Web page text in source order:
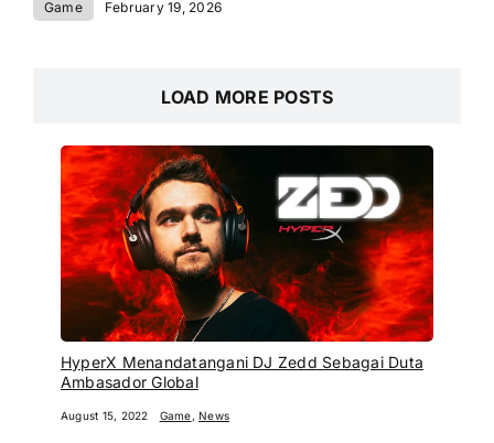
Game February 19, 2026
LOAD MORE POSTS
HyperX Menandatangani DJ Zedd Sebagai Duta
Ambasador Global
August 15, 2022 Game, News